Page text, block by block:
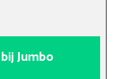
Jumbo